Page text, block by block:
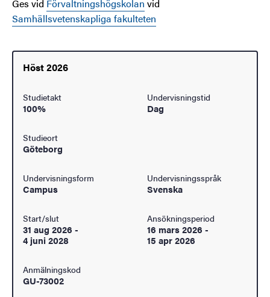
Ges vid Förvaltningshögskolan vid
Samhällsvetenskapliga fakulteten
Höst 2026
Studietakt
100%
Undervisningstid
Dag
Studieort
Göteborg
Undervisningsform
Campus
Undervisningsspråk
Svenska
Start/slut
31 aug 2026 -
4 juni 2028
Ansökningsperiod
16 mars 2026 -
15 apr 2026
Anmälningskod
GU-73002